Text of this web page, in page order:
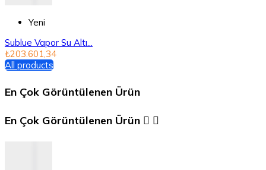
Yeni
Sublue Vapor Su Altı...
₺203.601,34
All products
En Çok Görüntülenen Ürün
En Çok Görüntülenen Ürün  